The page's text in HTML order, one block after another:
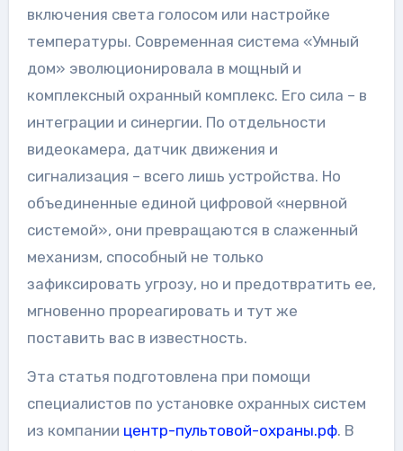
включения света голосом или настройке
температуры. Современная система «Умный
дом» эволюционировала в мощный и
комплексный охранный комплекс. Его сила – в
интеграции и синергии. По отдельности
видеокамера, датчик движения и
сигнализация – всего лишь устройства. Но
объединенные единой цифровой «нервной
системой», они превращаются в слаженный
механизм, способный не только
зафиксировать угрозу, но и предотвратить ее,
мгновенно прореагировать и тут же
поставить вас в известность.
Эта статья подготовлена при помощи
специалистов по установке охранных систем
из компании центр-пультовой-охраны.рф. В